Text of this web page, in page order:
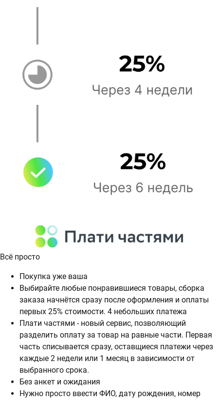
Всё просто
Покупка уже ваша
Выбирайте любые понравившиеся товары, сборка
заказа начнётся сразу после оформления и оплаты
первых 25% стоимости. 4 небольших платежа
Плати частями - новый сервис, позволяющий
разделить оплату за товар на равные части. Первая
часть списывается сразу, оставщиеся платежи через
каждые 2 недели или 1 месяц в зависимости от
выбранного срока.
Без анкет и ожидания
Нужно просто ввести ФИО, дату рождения, номер